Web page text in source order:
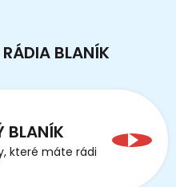
BLANÍK
BLANÍK
které máte rádi